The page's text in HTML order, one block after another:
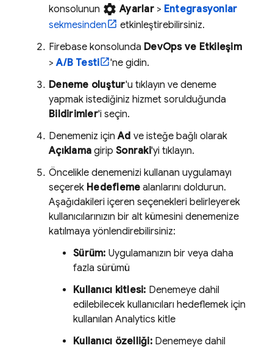
konsolunun settings Ayarlar> Entegrasyonlar
sekmesinden
etkinleştirebilirsiniz.
Firebase konsolunda DevOps ve Etkileşim
>A/B Testi
'ne gidin.
Deneme oluştur'u tıklayın ve deneme
yapmak istediğiniz hizmet sorulduğunda
Bildirimler'i seçin.
Denemeniz içinAd ve isteğe bağlı olarak
Açıklama girip Sonraki'yi tıklayın.
Öncelikle denemenizi kullanan uygulamayı
seçerek Hedefleme alanlarını doldurun.
Aşağıdakileri içeren seçenekleri belirleyerek
kullanıcılarınızın bir alt kümesini denemenize
katılmaya yönlendirebilirsiniz:
Sürüm: Uygulamanızın bir veya daha
fazla sürümü
Kullanıcı kitlesi: Denemeye dahil
edilebilecek kullanıcıları hedeflemek için
kullanılan Analytics kitle
Kullanıcı özelliği:Denemeye dahil